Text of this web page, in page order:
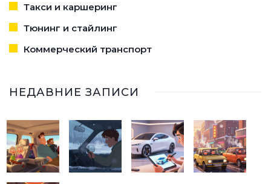
Такси и каршеринг
Тюнинг и стайлинг
Коммерческий транспорт
НЕДАВНИЕ ЗАПИСИ